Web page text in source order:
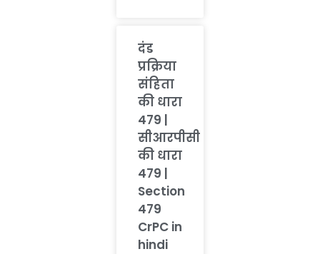
दंड
प्रक्रिया
संहिता
की धारा
479 |
सीआरपीसी
की धारा
479 |
Section
479
CrPC in
hindi